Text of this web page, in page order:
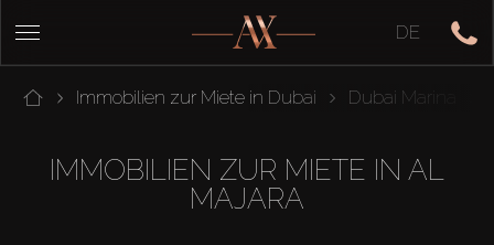
DE
Immobilien zur Miete in Dubai Dubai Marina
IMMOBILIEN ZUR MIETE IN AL
MAJARA